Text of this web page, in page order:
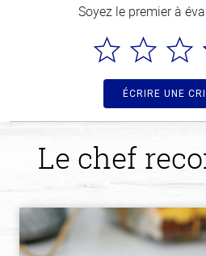
Soyez le premier à
ÉCRIRE UNE
Le chef